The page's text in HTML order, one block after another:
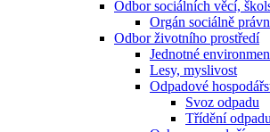
Odbor sociálních věcí,
Orgán sociálně
Odbor životního prostředí
Jednotné
Lesy, myslivost
Odpadové
Svoz odpadu
Třídění